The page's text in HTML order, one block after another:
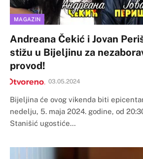
MAGAZIN
Andreana Čekić i Jovan
stižu u Bijeljinu za
provod!
03.05.2024
Bijeljina će ovog vikenda biti
nedelju, 5. maja 2024. godine, od
Stanišić ugostiće…